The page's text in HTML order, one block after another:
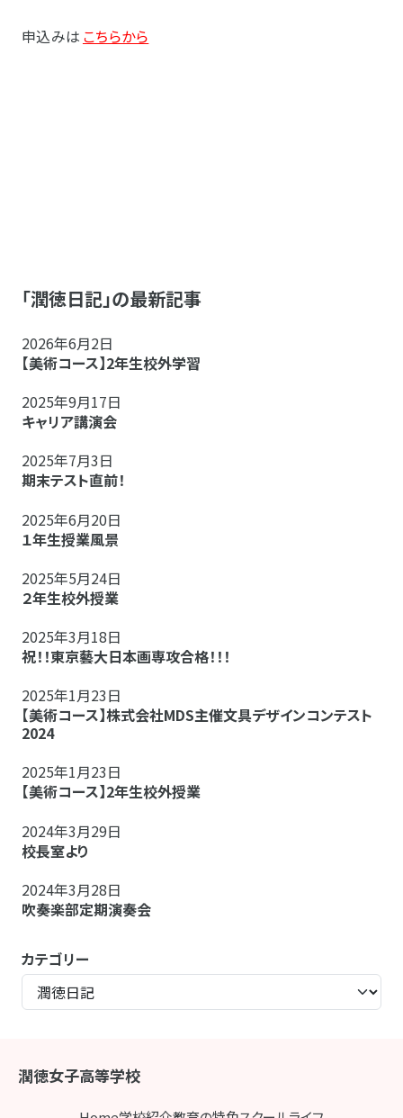
申込みは こちらから
「潤徳日記」の最新記事
2026年6月2日
【美術コース】2年生校外学習
2025年9月17日
キャリア講演会
2025年7月3日
期末テスト直前！
2025年6月20日
１年生授業風景
2025年5月24日
２年生校外授業
2025年3月18日
祝！！東京藝大日本画専攻合格！！！
2025年1月23日
【美術コース】株式会社MDS主催文具デザインコンテスト
2024
2025年1月23日
【美術コース】2年生校外授業
2024年3月29日
校長室より
2024年3月28日
吹奏楽部定期演奏会
カテゴリー
潤徳女子高等学校